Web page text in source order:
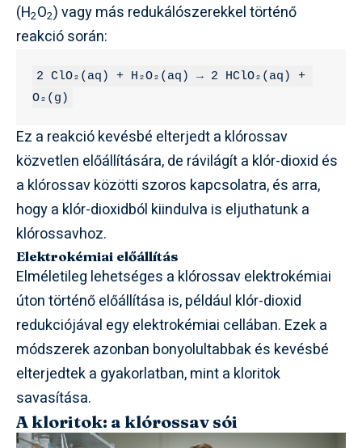
(H2O2) vagy más redukálószerekkel történő
reakció során:
2 ClO₂(aq) + H₂O₂(aq) → 2 HClO₂(aq) +
O₂(g)
Ez a reakció kevésbé elterjedt a klórossav
közvetlen előállítására, de rávilágít a klór-dioxid és
a klórossav közötti szoros kapcsolatra, és arra,
hogy a klór-dioxidból kiindulva is eljuthatunk a
klórossavhoz.
Elektrokémiai előállítás
Elméletileg lehetséges a klórossav elektrokémiai
úton történő előállítása is, például klór-dioxid
redukciójával egy elektrokémiai cellában. Ezek a
módszerek azonban bonyolultabbak és kevésbé
elterjedtek a gyakorlatban, mint a kloritok
savasítása.
A kloritok: a klórossav sói